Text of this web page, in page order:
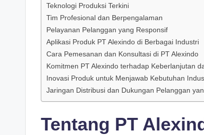
Teknologi Produksi Terkini
Tim Profesional dan Berpengalaman
Pelayanan Pelanggan yang Responsif
Aplikasi Produk PT Alexindo di Berbagai Industri
Cara Pemesanan dan Konsultasi di PT Alexindo
Komitmen PT Alexindo terhadap Keberlanjutan
Inovasi Produk untuk Menjawab Kebutuhan
Jaringan Distribusi dan Dukungan Pelanggan
Tentang PT